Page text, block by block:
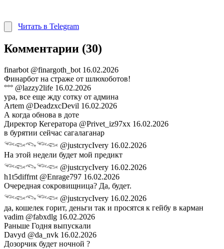
Читать в Telegram
Комментарии (30)
finarbot @finargoth_bot 16.02.2026
Финарбот на страже от шлюхоботов!
°°° @lazzy2life 16.02.2026
ура, все еще жду сотку от админа
Artem @DeadzxcDevil 16.02.2026
А когда обнова в доте
Директор Кегератора @Privet_iz97xx 16.02.2026
в бурятии сейчас сагалаганар
𓆝𓆟𓆞𓆝𓆟 @justcrycIvery 16.02.2026
На этой недели будет мой предикт
𓆝𓆟𓆞𓆝𓆟 @justcrycIvery 16.02.2026
h1t5diffrnt @Enrage797 16.02.2026
Очередная сокровищница? Да, будет.
𓆝𓆟𓆞𓆝𓆟 @justcrycIvery 16.02.2026
да, кошелек горит, деньги так и просятся к гейбу в карман
vadim @fabxdlg 16.02.2026
Раньше Годня выпускали
Davyd @da_nvk 16.02.2026
Дозорчик будет ночной ?